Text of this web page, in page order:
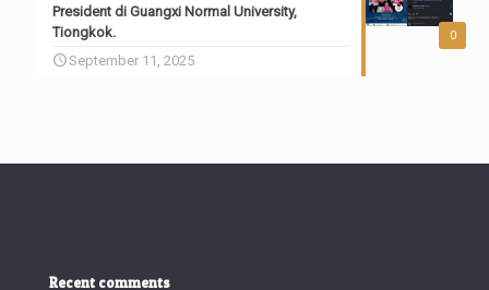
0
President di Guangxi Normal University,
Tiongkok.
September 11, 2025
Recent comments